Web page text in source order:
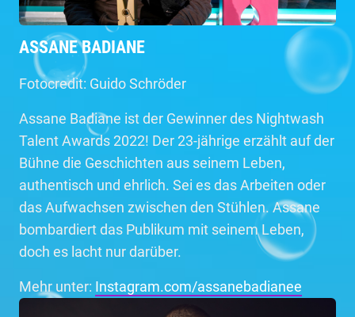
ASSANE BADIANE
Fotocredit: Guido Schröder
Assane Badiane ist der Gewinner des Nightwash
Talent Awards 2022! Der 23-jährige erzählt auf der
Bühne die Geschichten aus seinem Leben,
authentisch und ehrlich. Sei es das Arbeiten oder
das Aufwachsen zwischen den Stühlen. Assane
bombardiert das Publikum mit seinem Leben,
doch es lacht nur darüber.
Mehr unter: Instagram.com/assanebadianee